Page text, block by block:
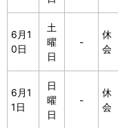
6月1
0日
土
曜
日
-
休
会
6月1
1日
日
曜
日
-
休
会